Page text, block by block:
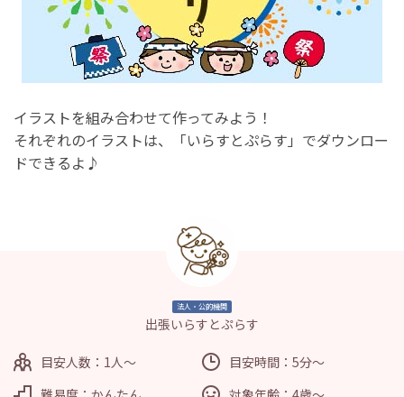
イラストを組み合わせて作ってみよう！
それぞれのイラストは、「いらすとぷらす」でダウンロー
ドできるよ♪
法人・公的機関
出張いらすとぷらす
目安人数：1人～
目安時間：5分～